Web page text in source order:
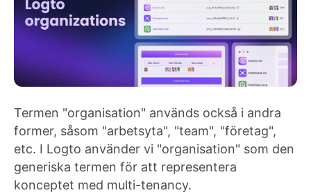
Termen "organisation" används också i andra
former, såsom "arbetsyta", "team", "företag",
etc. I Logto använder vi "organisation" som den
generiska termen för att representera
konceptet med multi-tenancy.